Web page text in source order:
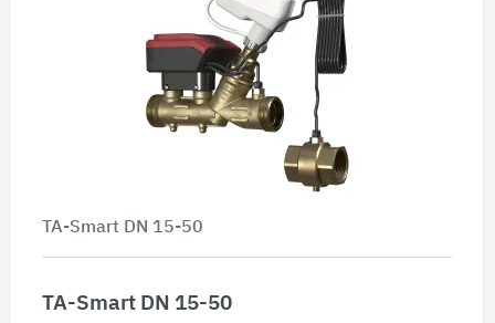
TA-Smart DN 15-50
TA-Smart DN 15-50